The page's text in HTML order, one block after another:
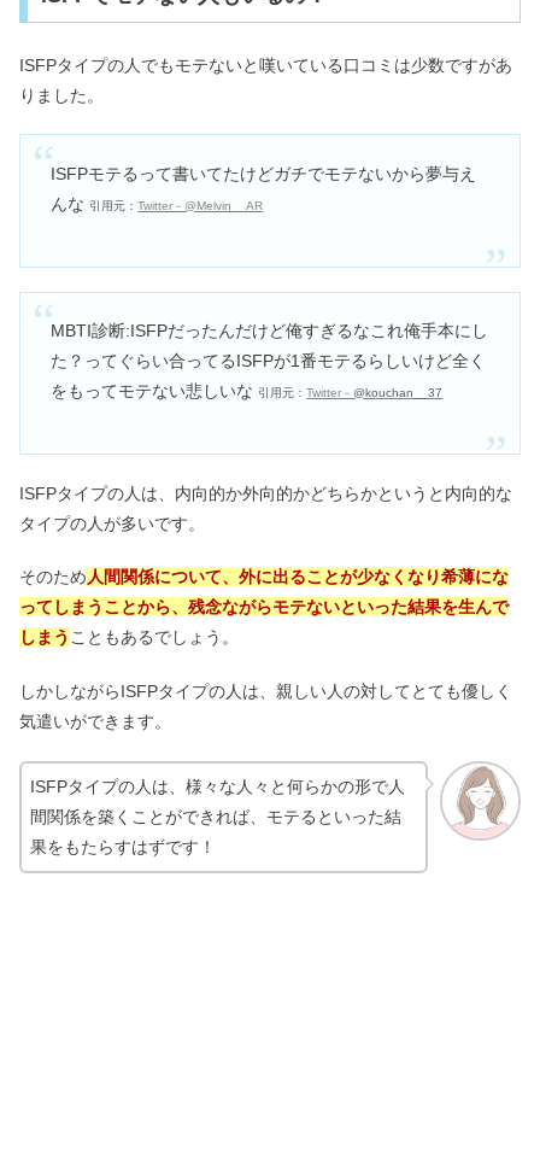
ISFPタイプの人でもモテないと嘆いている口コミは少数ですがあ
りました。
ISFPモテるって書いてたけどガチでモテないから夢与え
んな 引用元：Twitter－@Melvin__AR
MBTI診断:ISFPだったんだけど俺すぎるなこれ俺手本にし
た？ってぐらい合ってるISFPが1番モテるらしいけど全く
をもってモテない悲しいな 引用元：Twitter－@kouchan__37
ISFPタイプの人は、内向的か外向的かどちらかというと内向的な
タイプの人が多いです。
そのため人間関係について、外に出ることが少なくなり希薄にな
ってしまうことから、残念ながらモテないといった結果を生んで
しまう こともあるでしょう。
しかしながらISFPタイプの人は、親しい人の対してとても優しく
気遣いができます。
ISFPタイプの人は、様々な人々と何らかの形で人
間関係を築くことができれば、モテるといった結
果をもたらすはずです！